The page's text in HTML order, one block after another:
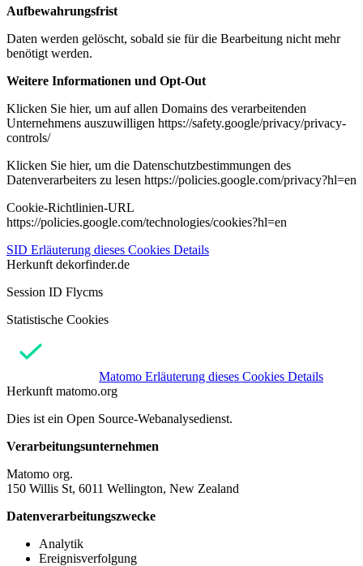
Aufbewahrungsfrist
Daten werden gelöscht, sobald sie für die Bearbeitung nicht mehr
benötigt werden.
Weitere Informationen und Opt-Out
Klicken Sie hier, um auf allen Domains des verarbeitenden
Unternehmens auszuwilligen https://safety.google/privacy/privacy-
controls/
Klicken Sie hier, um die Datenschutzbestimmungen des
Datenverarbeiters zu lesen https://policies.google.com/privacy?hl=en
Cookie-Richtlinien-URL
https://policies.google.com/technologies/cookies?hl=en
SID Erläuterung dieses Cookies Details
Herkunft dekorfinder.de
Session ID Flycms
Statistische Cookies
Matomo Erläuterung dieses Cookies Details
Herkunft matomo.org
Dies ist ein Open Source-Webanalysedienst.
Verarbeitungsunternehmen
Matomo org.
150 Willis St, 6011 Wellington, New Zealand
Datenverarbeitungszwecke
Analytik
Ereignisverfolgung